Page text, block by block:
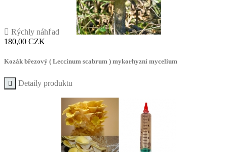
 Rýchly náhľad
Cena
180,00 CZK
Kozák březový ( Leccinum scabrum ) mykorhyzní mycelium
 Detaily produktu